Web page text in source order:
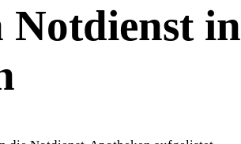
Notdienst in